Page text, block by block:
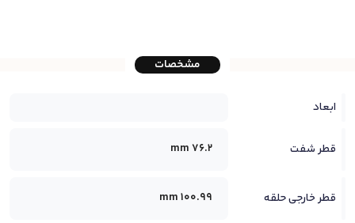
مشخصات
ابعاد
قطر شفت 76.2 mm
قطر خارجی حلقه 100.99 mm